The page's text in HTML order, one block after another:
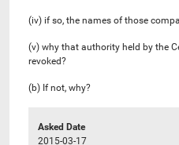
(iv) if so, the names of those
(v) why that authority held by the
revoked?
(b) If not, why?
Asked Date
2015-03-17